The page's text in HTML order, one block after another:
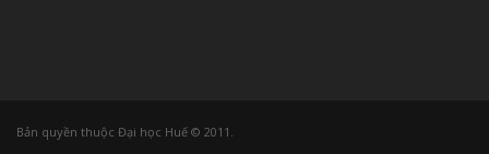
Bản quyền thuộc Đại học Huế © 2011.